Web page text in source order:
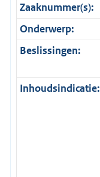
Zaaknummer(s):
Onderwerp:
Beslissingen:
Inhoudsindicatie: